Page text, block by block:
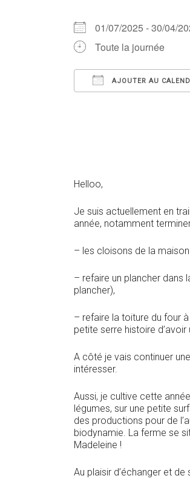
01/07/2025 - 30/04/
Toute la journée
AJOUTER AU
Helloo,
Je suis actuellement en
année, notamment
– les cloisons de la
– refaire un plancher dans
plancher),
– refaire la toiture du four
petite serre histoire
A côté je vais continuer
intéresser.
Aussi, je cultive cette
légumes, sur une petite
des productions pour de
biodynamie. La ferme se
Madeleine !
Au plaisir d’échanger et de